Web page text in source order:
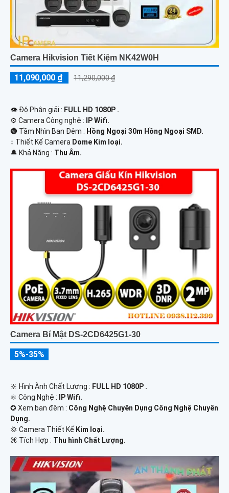
Camera Hikvision Tiết Kiệm NK42W0H
11,090,000 ₫ 11,290,000 ₫
👁 Độ Phân giải : FULL HD 1080P .
⚙ Camera Công nghệ :
IP Wifi.
🌚 Tầm Nhìn Ban Đêm : Hồng Ngoại 30m Hồng Ngoại SMD.
↕️ Thiết Kế Camera Dome Kim loại.
️🔔 Khả Năng : Thu Âm.
Camera Bí Mật DS-2CD6425G1-30
5%-35%
🔆 Hình Ành Chất Lượng : FULL HD 1080P .
⚛️ Công Nghệ :
IP Wifi.
✪ Xem ban đêm : Công Nghệ Chuyên Dụng Công Nghệ Chuyên
Dụng.
💢 Camera Thiết Kế Kim loại.
️⌘ Tích Hợp : Thu hình Chất Lượng.